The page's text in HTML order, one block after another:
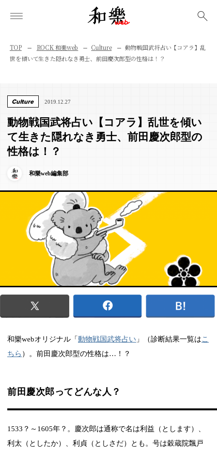
TOP ROCK 和樂web Culture
動物戦国武将占い【コアラ】乱
世を傾いて生きた隠れなき勇士、前田慶次郎型の性格は！？
Culture 2019.12.27
動物戦国武将占い【コアラ】乱世を傾い
て生きた隠れなき勇士、前田慶次郎型の
性格は！？
和樂web編集部
和樂webオリジナル「動物戦国武将占い 」（診断結果一覧はこ
ちら ）。前田慶次郎型の性格は…！？
前田慶次郎ってどんな人？
1533？～1605年？。慶次郎は通称で名は利益（とします）、
利太（としたか）、利貞（としさだ）とも。号は穀蔵院飄戸